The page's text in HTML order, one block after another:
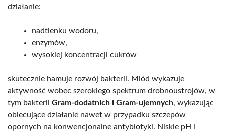
działanie:
nadtlenku wodoru,
enzymów,
wysokiej koncentracji cukrów
skutecznie hamuje rozwój bakterii. Miód wykazuje
aktywność wobec szerokiego spektrum drobnoustrojów, w
tym bakterii Gram-dodatnich i Gram-ujemnych, wykazując
obiecujące działanie nawet w przypadku szczepów
opornych na konwencjonalne antybiotyki. Niskie pH i